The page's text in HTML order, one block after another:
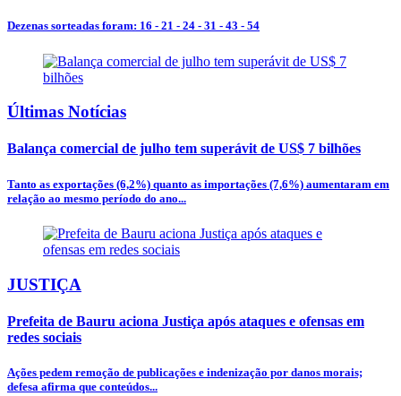
Dezenas sorteadas foram: 16 - 21 - 24 - 31 - 43 - 54
Últimas Notícias
Balança comercial de julho tem superávit de US$ 7 bilhões
Tanto as exportações (6,2%) quanto as importações (7,6%) aumentaram em
relação ao mesmo período do ano...
JUSTIÇA
Prefeita de Bauru aciona Justiça após ataques e ofensas em
redes sociais
Ações pedem remoção de publicações e indenização por danos morais;
defesa afirma que conteúdos...